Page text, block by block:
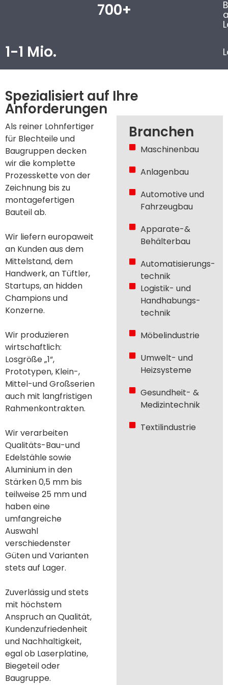
700+
1-1 Mio.
Spezialisiert auf Ihre
Anforderungen
Als reiner Lohnfertiger
für Blechteile und
Baugruppen decken
wir die komplette
Prozesskette von der
Zeichnung bis zu
montagefertigen
Bauteil ab.
Wir liefern europaweit
an Kunden aus dem
Mittelstand, dem
Handwerk, an Tüftler,
Startups, an hidden
Champions und
Konzerne.
Wir produzieren
wirtschaftlich:
Losgröße „1“,
Prototypen, Klein-,
Mittel-und Großserien
auch mit langfristigen
Rahmenkontrakten.
Wir verarbeiten
Qualitäts-Bau-und
Edelstähle sowie
Aluminium in den
Stärken 0,5 mm bis
teilweise 25 mm und
haben eine
umfangreiche
Auswahl
verschiedenster
Güten und Varianten
stets auf Lager.
Zuverlässig und stets
mit höchstem
Anspruch an Qualität,
Kundenzufriedenheit
und Nachhaltigkeit,
egal ob Laserplatine,
Biegeteil oder
Baugruppe.
Branchen
Maschinenbau
Anlagenbau
Automotive und
Fahrzeugbau
Apparate-&
Behälterbau
Automatisierungs-
technik
Logistik- und
Handhabungs­
technik
Möbelindustrie
Umwelt- und
Heizsysteme
Gesundheit- &
Medizintechnik
Textilindustrie